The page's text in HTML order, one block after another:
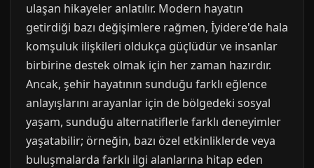
ulaşan hikayeler anlatılır. Modern hayatın
getirdiği bazı değişimlere rağmen, İyidere'de hala
komşuluk ilişkileri oldukça güçlüdür ve insanlar
birbirine destek olmak için her zaman hazırdır.
Ancak, şehir hayatının sunduğu farklı eğlence
anlayışlarını arayanlar için de bölgedeki sosyal
yaşam, sunduğu alternatiflerle farklı deneyimler
yaşatabilir; örneğin, bazı özel etkinliklerde veya
buluşmalarda farklı ilgi alanlarına hitap eden